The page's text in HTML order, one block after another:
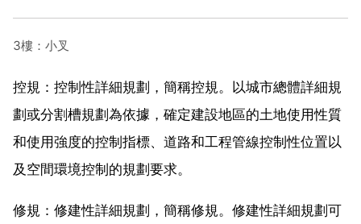
3樓：小叉
控規：控制性詳細規劃，簡稱控規。以城市總體詳細規
劃或分割槽規劃為依據，確定建設地區的土地使用性質
和使用強度的控制指標、道路和工程管線控制性位置以
及空間環境控制的規劃要求。
修規：修建性詳細規劃，簡稱修規。修建性詳細規劃可